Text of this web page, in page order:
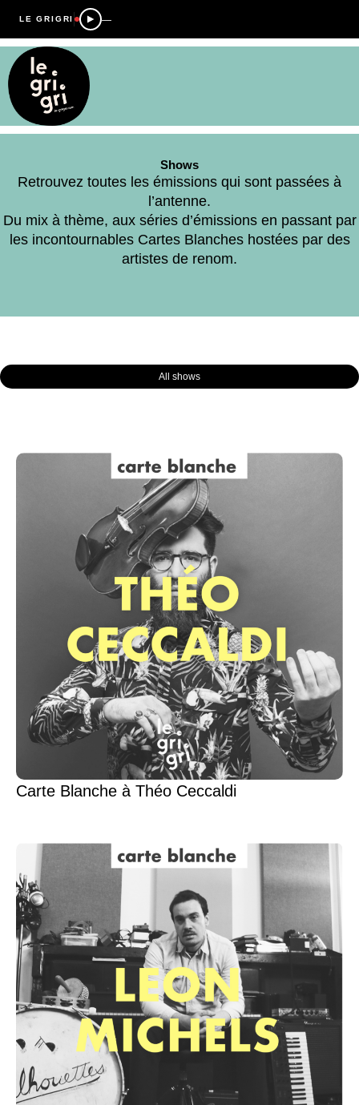
LE GRIGRI —
Shows
Retrouvez toutes les émissions qui sont passées à
l’antenne.
Du mix à thème, aux séries d’émissions en passant par
les incontournables Cartes Blanches hostées par des
artistes de renom.
All shows
Carte Blanche à Théo Ceccaldi